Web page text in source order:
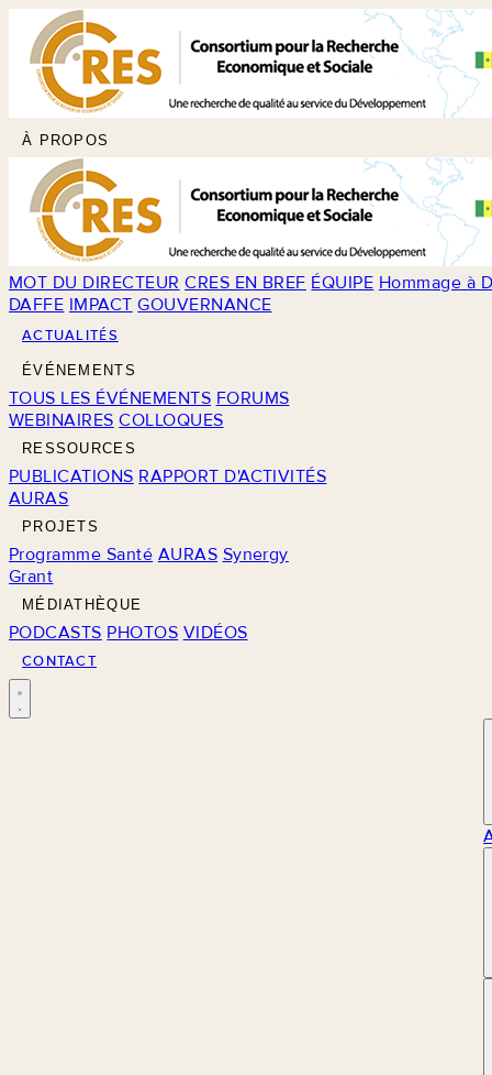
À PROPOS
MOT DU DIRECTEUR CRES EN BREF ÉQUIPE Hommage à
DAFFE IMPACT GOUVERNANCE
ACTUALITÉS
ÉVÉNEMENTS
TOUS LES ÉVÉNEMENTS FORUMS
WEBINAIRES COLLOQUES
RESSOURCES
PUBLICATIONS RAPPORT D'ACTIVITÉS
AURAS
PROJETS
Programme Santé AURAS Synergy
Grant
MÉDIATHÈQUE
PODCASTS PHOTOS VIDÉOS
CONTACT